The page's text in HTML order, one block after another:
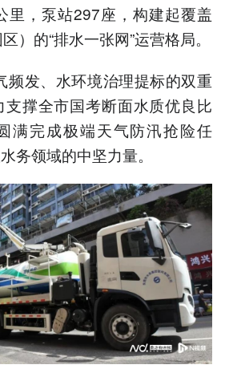
里，泵站297座，构建起覆盖
）的“排水一张网”运营格局。
频发、水环境治理提标的双重
撑全市国考断面水质优良比
满完成极端天气防汛抢险任
务领域的中坚力量。